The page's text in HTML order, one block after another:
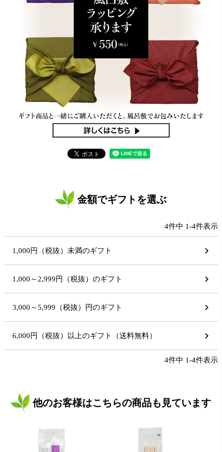
金額でギフトを選ぶ
4件中 1-4件表示
1,000円（税抜）未満のギフト
1,000～2,999円（税抜）のギフト
3,000～5,999（税抜）円のギフト
6,000円（税抜）以上のギフト（送料無料）
4件中 1-4件表示
他のお客様はこちらの商品も見ています